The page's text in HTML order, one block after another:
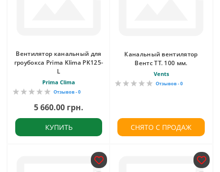
Вентилятор канальный для
гроубокса Prima Klima PK125-
L
Prima Clima
Отзывов - 0
5 660.00 грн.
КУПИТЬ
Канальный вентилятор
Вентс ТТ. 100 мм.
Vents
Отзывов - 0
СНЯТО С ПРОДАЖ